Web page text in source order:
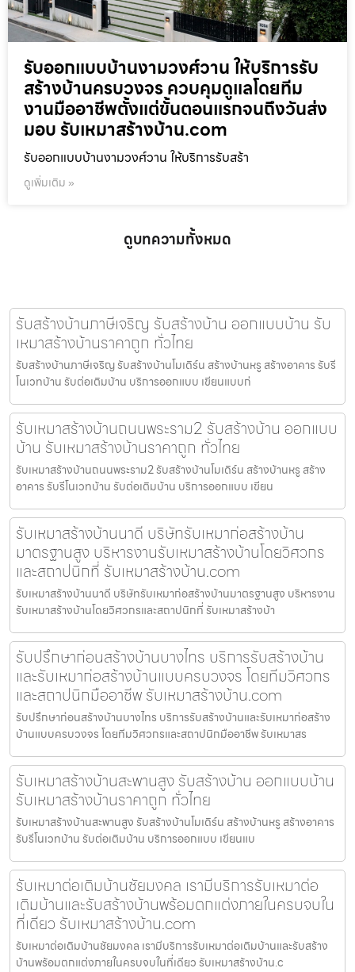
รับออกแบบบ้านงามวงศ์วาน ให้บริการรับ
สร้างบ้านครบวงจร ควบคุมดูแลโดยทีม
งานมืออาชีพตั้งแต่ขั้นตอนแรกจนถึงวันส่ง
มอบ รับเหมาสร้างบ้าน.com
รับออกแบบบ้านงามวงศ์วาน ให้บริการรับสร้า
ดูเพิ่มเติม »
ดูบทความทั้งหมด
รับสร้างบ้านภาษีเจริญ รับสร้างบ้าน ออกแบบบ้าน รับ
เหมาสร้างบ้านราคาถูก ทั่วไทย
รับสร้างบ้านภาษีเจริญ รับสร้างบ้านโมเดิร์น สร้างบ้านหรู สร้างอาคาร รับรี
โนเวทบ้าน รับต่อเติมบ้าน บริการออกแบบ เขียนแบบก่
รับเหมาสร้างบ้านถนนพระราม2 รับสร้างบ้าน ออกแบบ
บ้าน รับเหมาสร้างบ้านราคาถูก ทั่วไทย
รับเหมาสร้างบ้านถนนพระราม2 รับสร้างบ้านโมเดิร์น สร้างบ้านหรู สร้าง
อาคาร รับรีโนเวทบ้าน รับต่อเติมบ้าน บริการออกแบบ เขียน
รับเหมาสร้างบ้านนาดี บริษัทรับเหมาก่อสร้างบ้าน
มาตรฐานสูง บริหารงานรับเหมาสร้างบ้านโดยวิศวกร
และสถาปนิกที่ รับเหมาสร้างบ้าน.com
รับเหมาสร้างบ้านนาดี บริษัทรับเหมาก่อสร้างบ้านมาตรฐานสูง บริหารงาน
รับเหมาสร้างบ้านโดยวิศวกรและสถาปนิกที่ รับเหมาสร้างบ้า
รับปรึกษาก่อนสร้างบ้านบางไทร บริการรับสร้างบ้าน
และรับเหมาก่อสร้างบ้านแบบครบวงจร โดยทีมวิศวกร
และสถาปนิกมืออาชีพ รับเหมาสร้างบ้าน.com
รับปรึกษาก่อนสร้างบ้านบางไทร บริการรับสร้างบ้านและรับเหมาก่อสร้าง
บ้านแบบครบวงจร โดยทีมวิศวกรและสถาปนิกมืออาชีพ รับเหมาสร
รับเหมาสร้างบ้านสะพานสูง รับสร้างบ้าน ออกแบบบ้าน
รับเหมาสร้างบ้านราคาถูก ทั่วไทย
รับเหมาสร้างบ้านสะพานสูง รับสร้างบ้านโมเดิร์น สร้างบ้านหรู สร้างอาคาร
รับรีโนเวทบ้าน รับต่อเติมบ้าน บริการออกแบบ เขียนแบ
รับเหมาต่อเติมบ้านชัยมงคล เรามีบริการรับเหมาต่อ
เติมบ้านและรับสร้างบ้านพร้อมตกแต่งภายในครบจบใน
ที่เดียว รับเหมาสร้างบ้าน.com
รับเหมาต่อเติมบ้านชัยมงคล เรามีบริการรับเหมาต่อเติมบ้านและรับสร้าง
บ้านพร้อมตกแต่งภายในครบจบในที่เดียว รับเหมาสร้างบ้าน.c